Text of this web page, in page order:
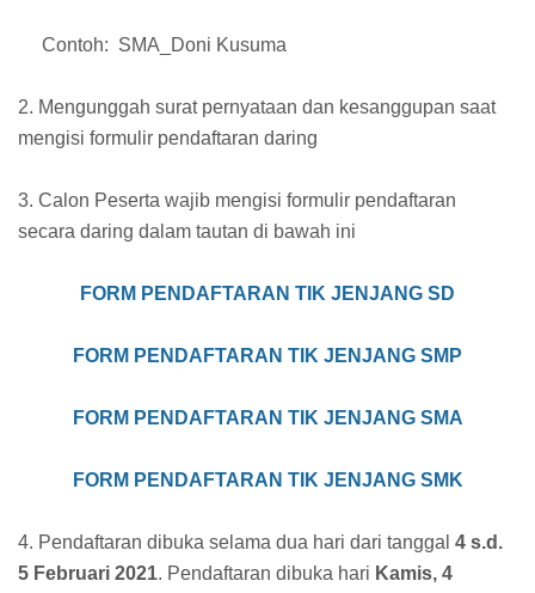
Contoh: SMA_Doni Kusuma
2. Mengunggah surat pernyataan dan kesanggupan saat
mengisi formulir pendaftaran daring
3. Calon Peserta wajib mengisi formulir pendaftaran
secara daring dalam tautan di bawah ini
FORM PENDAFTARAN TIK JENJANG SD
FORM PENDAFTARAN TIK JENJANG SMP
FORM PENDAFTARAN TIK JENJANG SMA
FORM PENDAFTARAN TIK JENJANG SMK
4. Pendaftaran dibuka selama dua hari dari tanggal 4 s.d.
5 Februari 2021. Pendaftaran dibuka hari Kamis, 4